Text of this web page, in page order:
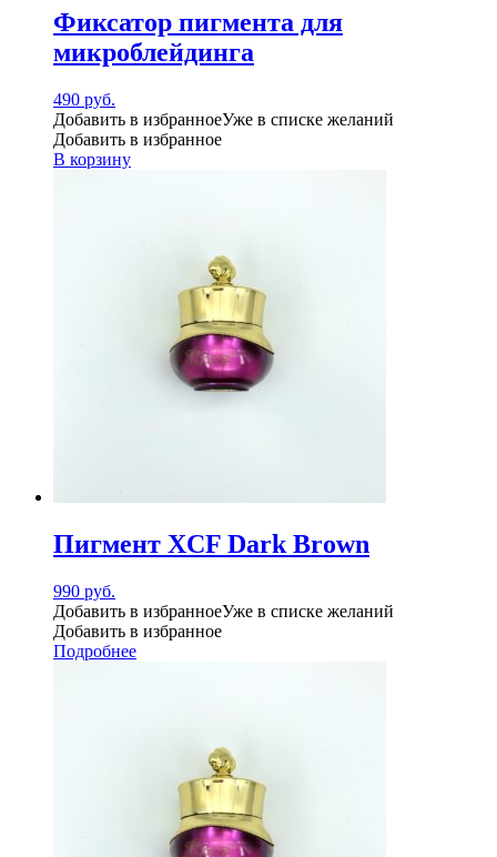
Фиксатор пигмента для
микроблейдинга
490 руб.
Добавить в избранноеУже в списке желаний
Добавить в избранное
В корзину
Пигмент XCF Dark Brown
990 руб.
Добавить в избранноеУже в списке желаний
Добавить в избранное
Подробнее